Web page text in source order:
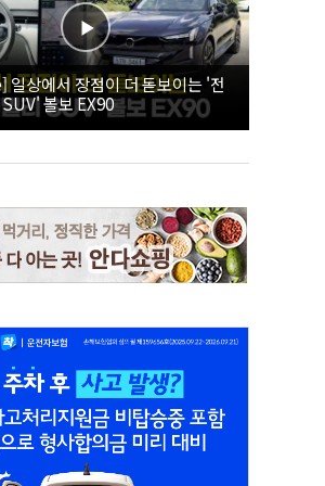
일상에서 장점이 더 돋보이는 '전
볼보 EX90